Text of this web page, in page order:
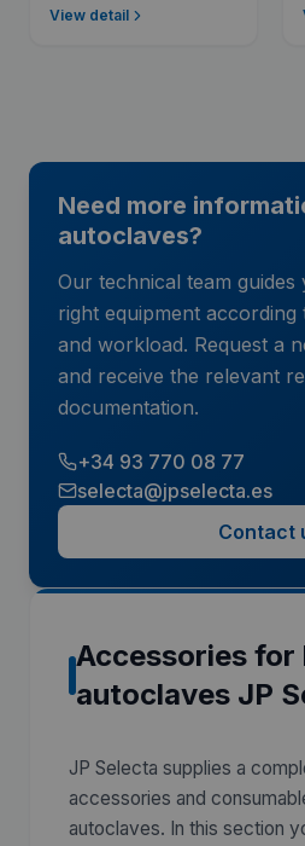
View detail
Need more
autoclaves?
Our technical team guides
right equipment
and workload. Request a
and receive the relevant
documentation.
+34 93 770 08 77
selecta@jpselecta.es
Contact
Accessories
autoclaves JP
JP Selecta supplies a
accessories and
autoclaves. In this section